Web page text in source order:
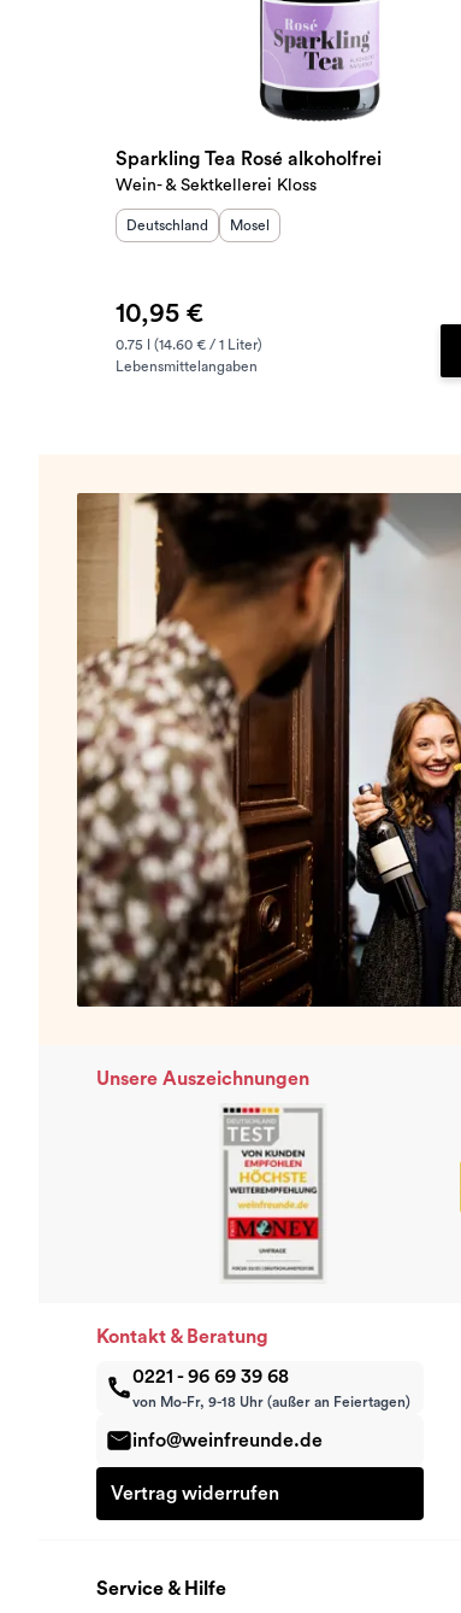
Sparkling Tea Rosé alkoholfrei
Wein- & Sektkellerei Kloss
Herkunftsland
Deutschland Herkunftsregion
Mosel
10,95 €
0.75 l (14.60 € / 1 Liter)
Lebensmittelangaben
Unsere Auszeichnungen
Kontakt & Beratung
0221 - 96 69 39 68
von Mo-Fr, 9-18 Uhr (außer an Feiertagen)
info@weinfreunde.de
Vertrag widerrufen
Service & Hilfe